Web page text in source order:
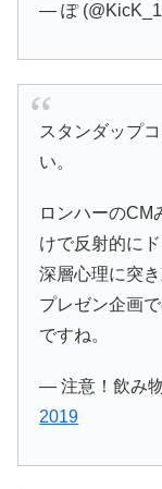
— ぽ
スタンダップ
い。
ロンハーのCM
けで反射的に
深層心理に突
プレゼン企画
ですね。
— 注意！飲み
2019